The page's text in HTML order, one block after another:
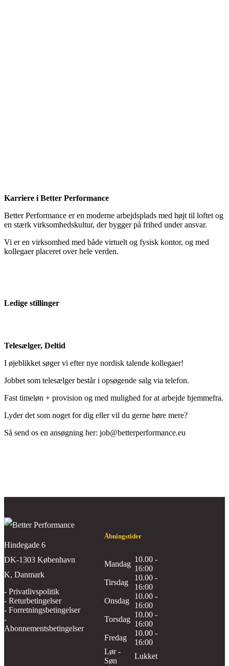
Karriere i Better Performance
Better Performance er en moderne arbejdsplads med højt til loftet og
en stærk virksomhedskultur, der bygger på frihed under ansvar.
Vi er en virksomhed med både virtuelt og fysisk kontor, og med
kollegaer placeret over hele verden.
Ledige stillinger
Telesælger, Deltid
I øjeblikket søger vi efter nye nordisk talende kollegaer!
Jobbet som telesælger består i opsøgende salg via telefon.
Fast timeløn + provision og med mulighed for at arbejde hjemmefra.
Lyder det som noget for dig eller vil du gerne høre mere?
Så send os en ansøgning her: job@betterperformance.eu
Hindegade 6
DK-1303 København
K, Danmark
- Privatlivspolitik
- Returbetingelser
- Forretningsbetingelser
-
Abonnementsbetingelser
Åbningstider
Mandag
10.00 -
16:00
Tirsdag
10.00 -
16:00
Onsdag
10.00 -
16:00
Torsdag
10.00 -
16:00
Fredag
10.00 -
16:00
Lør -
Søn
Lukket